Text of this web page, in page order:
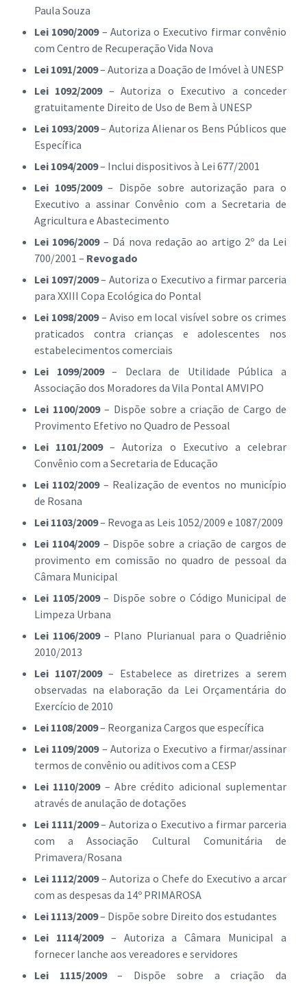
Paula Souza
Lei 1090/2009– Autoriza o Executivo firmar convênio
com Centro de Recuperação Vida Nova
Lei 1091/2009– Autoriza a Doação de Imóvel à UNESP
Lei 1092/2009– Autoriza o Executivo a conceder
gratuitamente Direito de Uso de Bem à UNESP
Lei 1093/2009– Autoriza Alienar os Bens Públicos que
Específica
Lei 1094/2009– Inclui dispositivos à Lei 677/2001
Lei 1095/2009– Dispõe sobre autorização para o
Executivo a assinar Convênio com a Secretaria de
Agricultura e Abastecimento
Lei 1096/2009– Dá nova redação ao artigo 2º da Lei
700/2001 – Revogado
Lei 1097/2009– Autoriza o Executivo a firmar parceria
para XXIII Copa Ecológica do Pontal
Lei 1098/2009– Aviso em local visível sobre os crimes
praticados contra crianças e adolescentes nos
estabelecimentos comerciais
Lei 1099/2009– Declara de Utilidade Pública a
Associação dos Moradores da Vila Pontal AMVIPO
Lei 1100/2009– Dispõe sobre a criação de Cargo de
Provimento Efetivo no Quadro de Pessoal
Lei 1101/2009– Autoriza o Executivo a celebrar
Convênio com a Secretaria de Educação
Lei 1102/2009– Realização de eventos no município
de Rosana
Lei 1103/2009– Revoga as Leis 1052/2009 e 1087/2009
Lei 1104/2009– Dispõe sobre a criação de cargos de
provimento em comissão no quadro de pessoal da
Câmara Municipal
Lei 1105/2009– Dispõe sobre o Código Municipal de
Limpeza Urbana
Lei 1106/2009– Plano Plurianual para o Quadriênio
2010/2013
Lei 1107/2009– Estabelece as diretrizes a serem
observadas na elaboração da Lei Orçamentária do
Exercício de 2010
Lei 1108/2009– Reorganiza Cargos que específica
Lei 1109/2009– Autoriza o Executivo a firmar/assinar
termos de convênio ou aditivos com a CESP
Lei 1110/2009– Abre crédito adicional suplementar
através de anulação de dotações
Lei 1111/2009– Autoriza o Executivo a firmar parceria
com a Associação Cultural Comunitária de
Primavera/Rosana
Lei 1112/2009– Autoriza o Chefe do Executivo a arcar
com as despesas da 14º PRIMAROSA
Lei 1113/2009– Dispõe sobre Direito dos estudantes
Lei 1114/2009– Autoriza a Câmara Municipal a
fornecer lanche aos vereadores e servidores
Lei 1115/2009– Dispõe sobre a criação da